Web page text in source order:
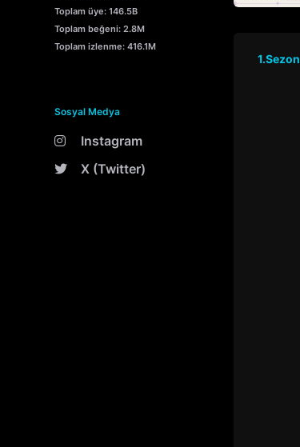
Toplam üye: 146.5B
Toplam beğeni: 2.8M
Toplam izlenme: 416.1M
Sosyal Medya
Instagram
X (Twitter)
1.Sezon